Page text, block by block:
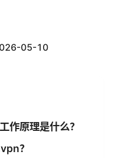
05-10
作原理是什么？
？